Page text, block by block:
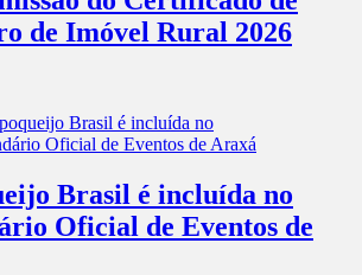
de Imóvel Rural 2026
Brasil é incluída no
Oficial de Eventos de